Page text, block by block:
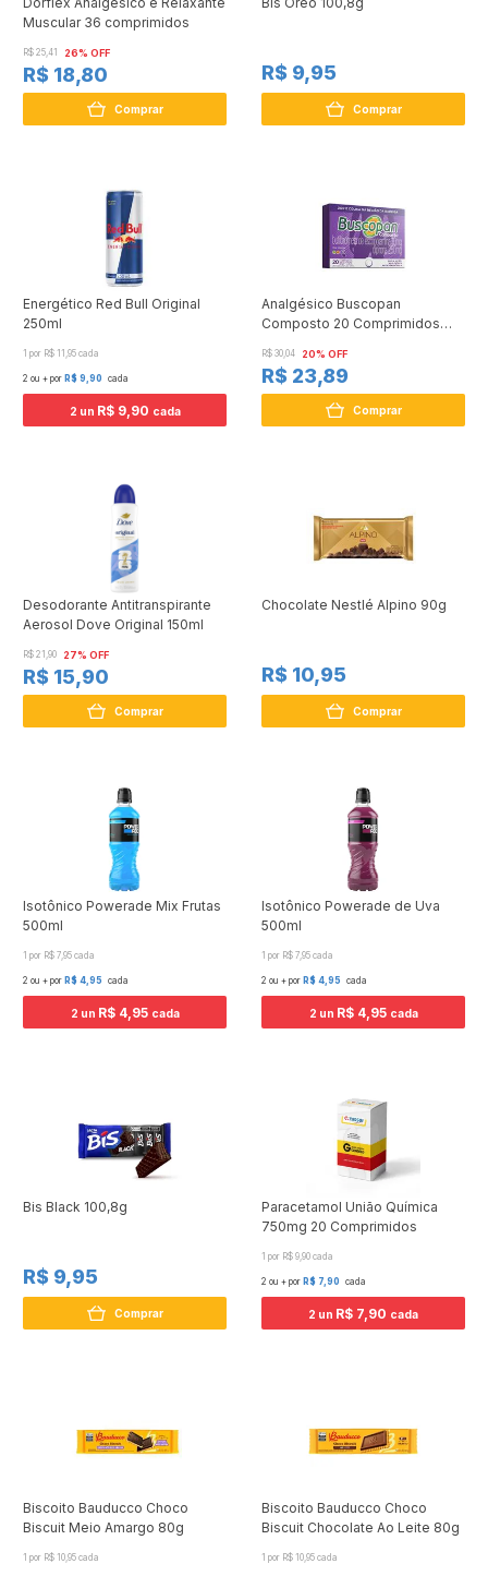
Muscular 36 comprimidos
R$ 25,41 26% OFF
R$ 18,80
Comprar
R$ 9,95
Comprar
Energético Red Bull Original
250ml
1 por R$ 11,95 cada
2 ou + por R$ 9,90 cada
2 un R$ 9,90 cada
Analgésico Buscopan
Composto 20 Comprimidos
R$ 30,04 20% OFF
R$ 23,89
Comprar
Desodorante Antitranspirante
Aerosol Dove Original 150ml
R$ 21,90 27% OFF
R$ 15,90
Comprar
Chocolate Nestlé Alpino 90g
R$ 10,95
Comprar
Isotônico Powerade Mix Frutas
500ml
1 por R$ 7,95 cada
2 ou + por R$ 4,95 cada
2 un R$ 4,95 cada
Isotônico Powerade de Uva
500ml
1 por R$ 7,95 cada
2 ou + por R$ 4,95 cada
2 un R$ 4,95 cada
Bis Black 100,8g
R$ 9,95
Comprar
Paracetamol União Química
750mg 20 Comprimidos
1 por R$ 9,90 cada
2 ou + por R$ 7,90 cada
2 un R$ 7,90 cada
Biscoito Bauducco Choco
Biscuit Meio Amargo 80g
1 por R$ 10,95 cada
Biscoito Bauducco Choco
Biscuit Chocolate Ao Leite 80g
1 por R$ 10,95 cada